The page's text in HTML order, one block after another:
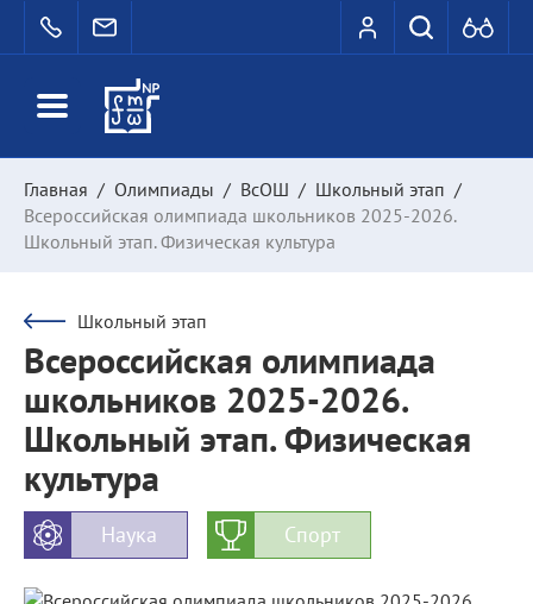
Главная / Олимпиады / ВсОШ / Школьный этап /
Всероссийская олимпиада школьников 2025-2026.
Школьный этап. Физическая культура
Школьный этап
Всероссийская олимпиада
школьников 2025-2026.
Школьный этап. Физическая
культура
Наука Спорт